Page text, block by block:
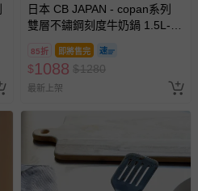
日本 CB JAPAN - copan系列
雙層不鏽鋼刻度牛奶鍋 1.5L-
85折 即將售完
$1088 $1280
最新上架